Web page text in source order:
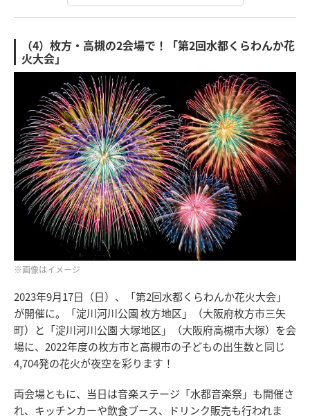
（4）枚方・高槻の2会場で！「第2回水都くらわんか花
火大会」
※画像はイメージ
2023年9月17日（日）、「第2回水都くらわんか花火大会」
が開催に。「淀川河川公園 枚方地区」（大阪府枚方市三矢
町）と「淀川河川公園 大塚地区」（大阪府高槻市大塚）を会
場に、2022年度の枚方市と高槻市の子どもの出生数と同じ
4,704発の花火が夜空を彩ります！
両会場ともに、当日は音楽ステージ「水都音楽祭」も開催さ
れ、キッチンカーや飲食ブース、ドリンク販売も行われま